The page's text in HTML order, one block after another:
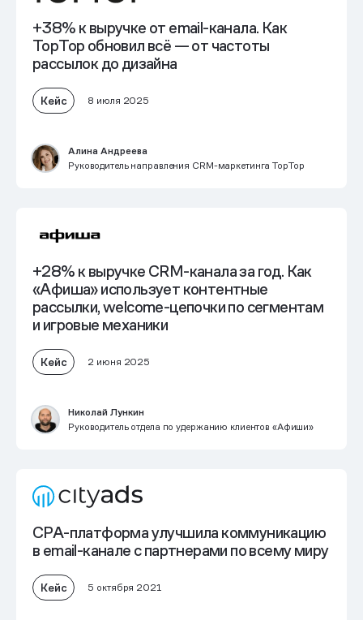
+38% к выручке от email-канала. Как
TopTop обновил всё — от частоты
рассылок до дизайна
Кейс 8 июля 2025
Алина Андреева
Руководитель направления CRM-маркетинга TopTop
+28% к выручке CRM-каналаза год. Как
«Афиша» использует контентные
рассылки, welcome-цепочки по сегментам
и игровые механики
Кейс 2 июня 2025
Николай Лункин
Руководитель отдела по удержанию клиентов «Афиши»
CPA-платформа улучшила коммуникацию
в email-канале с партнерами по всему миру
Кейс 5 октября 2021